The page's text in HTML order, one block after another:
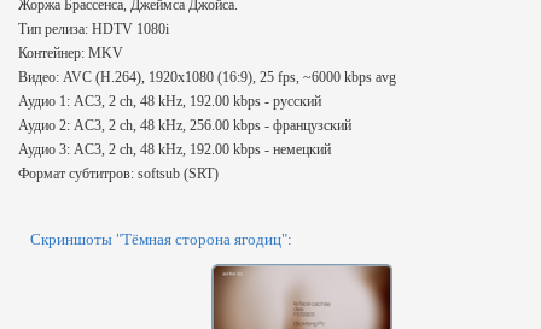
Жоржа Брассенса, Джеймса Джойса.
Тип релиза: HDTV 1080i
Контейнер: MKV
Видео: AVC (H.264), 1920х1080 (16:9), 25 fps, ~6000 kbps avg
Аудио 1: AC3, 2 ch, 48 kHz, 192.00 kbps - русский
Аудио 2: AC3, 2 ch, 48 kHz, 256.00 kbps - французский
Аудио 3: AC3, 2 ch, 48 kHz, 192.00 kbps - немецкий
Формат субтитров: softsub (SRT)
Скриншоты "Тёмная сторона ягодиц":